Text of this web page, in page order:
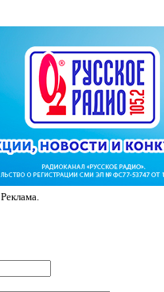
Реклама.